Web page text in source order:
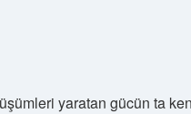
yaratan gücün ta